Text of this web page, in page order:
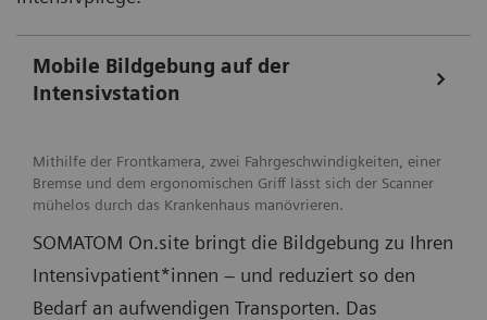
Mobile Bildgebung auf der
Intensivstation
Mithilfe der Frontkamera, zwei Fahrgeschwindigkeiten, einer
Bremse und dem ergonomischen Griff lässt sich der Scanner
mühelos durch das Krankenhaus manövrieren.
SOMATOM On.site bringt die Bildgebung zu Ihren
Intensivpatient*innen – und reduziert so den
Bedarf an aufwendigen Transporten. Das